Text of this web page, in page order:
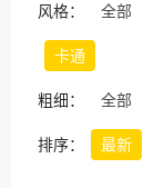
风格： 全部
卡通
粗细： 全部
排序： 最新